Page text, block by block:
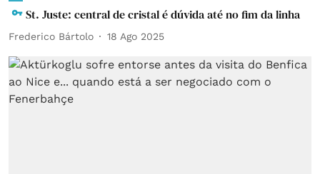
St. Juste: central de cristal é dúvida até no fim da linha
Frederico Bártolo 18 Ago 2025